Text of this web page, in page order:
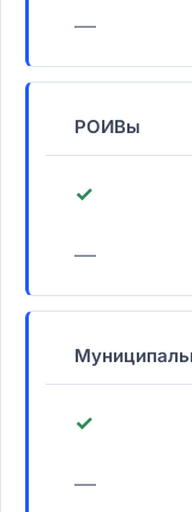
—
РОИВы
✓
—
✓
—